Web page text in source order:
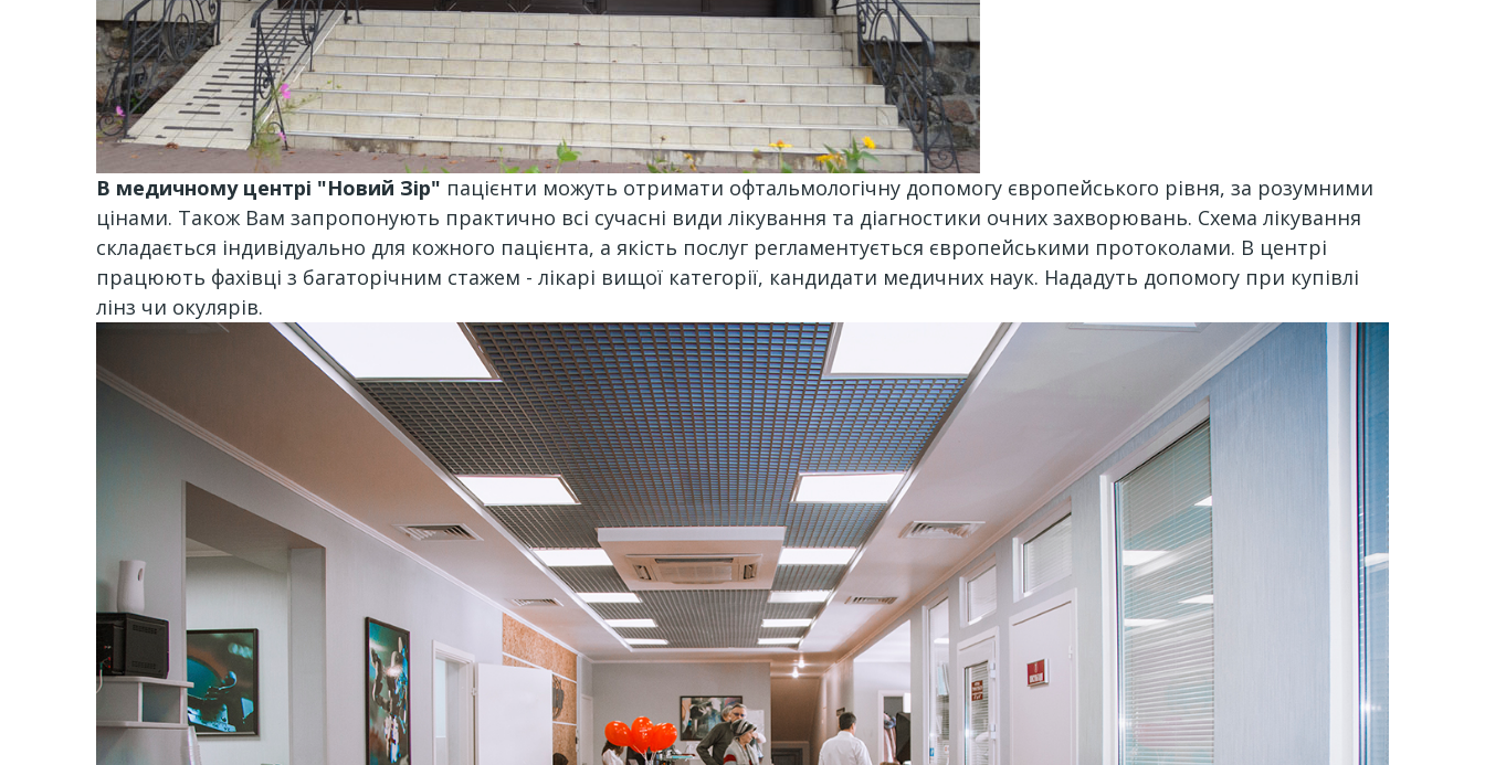
В медичному центрі "Новий Зір" пацієнти можуть отримати офтальмологічну допомогу європейського рівня, за розумними
цінами. Також Вам запропонують практично всі сучасні види лікування та діагностики очних захворювань. Схема лікування
складається індивідуально для кожного пацієнта, а якість послуг регламентується європейськими протоколами. В центрі
працюють фахівці з багаторічним стажем - лікарі вищої категорії, кандидати медичних наук. Нададуть допомогу при купівлі
лінз чи окулярів.